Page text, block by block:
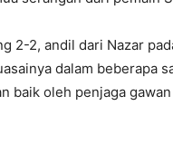
2-2, andil dari Nazar
dalam beberapa
baik oleh penjaga gawan